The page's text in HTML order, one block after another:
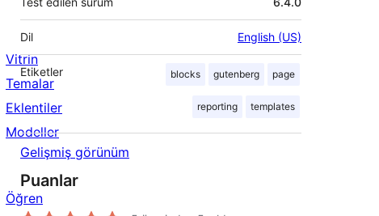
Dil English (US)
Etiketler blocks gutenberg page
reporting templates
Gelişmiş görünüm
Puanlar
Vitrin
Temalar
Eklentiler
Modeller
Öğren